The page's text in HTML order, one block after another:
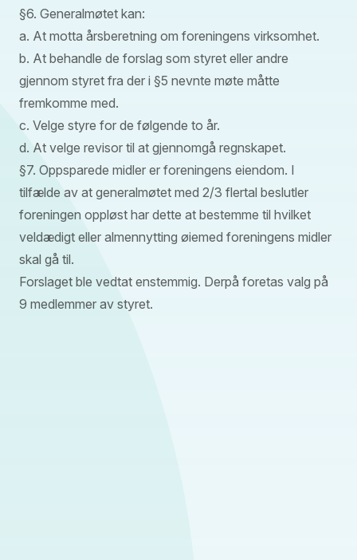
§6. Generalmøtet kan:
a. At motta årsberetning om foreningens virksomhet.
b. At behandle de forslag som styret eller andre
gjennom styret fra der i §5 nevnte møte måtte
fremkomme med.
c. Velge styre for de følgende to år.
d. At velge revisor til at gjennomgå regnskapet.
§7. Oppsparede midler er foreningens eiendom. I
tilfælde av at generalmøtet med 2/3 flertal beslutler
foreningen oppløst har dette at bestemme til hvilket
veldædigt eller almennytting øiemed foreningens midler
skal gå til.
Forslaget ble vedtat enstemmig. Derpå foretas valg på
9 medlemmer av styret.